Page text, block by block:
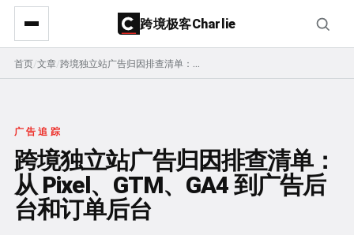
跨境极客Charlie
首页/文章/
广告追踪
跨境独立站广告归因排查清单：
从 Pixel、GTM、GA4 到广告后
台和订单后台